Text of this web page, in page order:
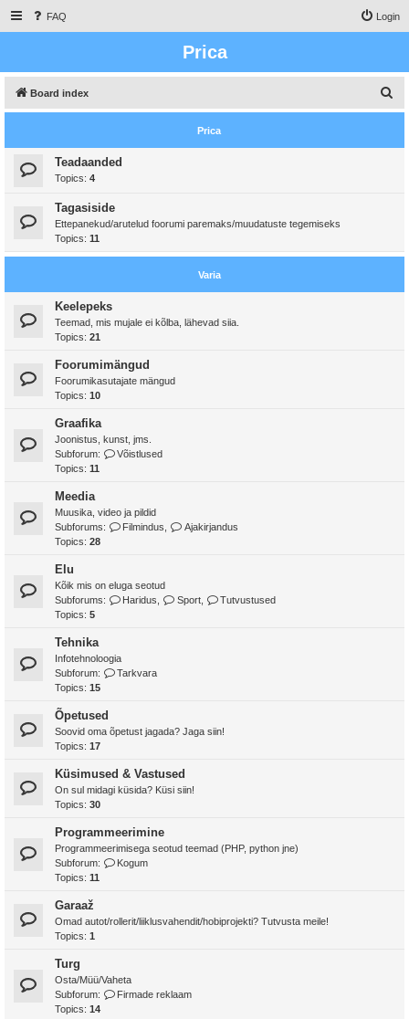
FAQ Login
Prica
Board index
e
Prica
Teadaanded
Topics: 4
Tagasiside
Ettepanekud/arutelud foorumi paremaks/muudatuste tegemiseks
Topics: 11
Varia
Keelepeks
Teemad, mis mujale ei kõlba, lähevad siia.
Topics: 21
Foorumimängud
Foorumikasutajate mängud
Topics: 10
Graafika
Joonistus, kunst, jms.
Subforum:
Võistlused
Topics: 11
Meedia
Muusika, video ja pildid
Subforums:
Filmindus
Ajakirjandus
Topics: 28
Elu
Kõik mis on eluga seotud
Subforums:
Haridus Sport,
Tutvustused
Topics: 5
Tehnika
Infotehnoloogia
Subforum:
Tarkvara
Topics: 15
Õpetused
Soovid oma õpetust jagada? Jaga siin!
Topics: 17
Küsimused & Vastused
On sul midagi küsida? Küsi siin!
Topics: 30
Programmeerimine
Programmeerimisega seotud teemad (PHP, python jne)
Subforum:
Kogum
Topics: 11
Garaaž
Omad autot/rollerit/liiklusvahendit/hobiprojekti? Tutvusta meile!
Topics: 1
Turg
Osta/Müü/Vaheta
Subforum:
Firmade reklaam
Topics: 14